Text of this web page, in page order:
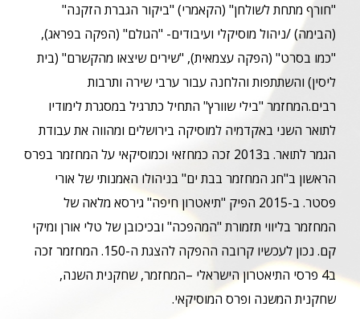
"חורף מתחת לשולחן" (הקאמרי) "ביקור הגברת הזקנה"
(הבימה) /ניהול מוסיקלי ועיבודים- "הגולם" (הפקה בפראג),
"כמו בסרט" (הפקה עצמאית), "שירים שיצאו מהקשרם" (בית
ליסין) והשתתפות והלחנה עבור ערבי שירה ותרבות
רבים.המחזמר "בילי שוורץ" התחיל כתרגיל במסגרת לימודיו
לתואר השני באקדמיה למוסיקה בירושלים ומהווה את עבודת
הגמר לתואר. ב2013 זכה כמחזאי וכמוסיקאי על המחזמר בפרס
הראשון ב"חג המחזמר בבת ים" בניהולו האמנותי של אורי
פסטר. ב-2015 הפיק "תיאטרון חיפה" גירסא מלאה של
המחזמר בליווי תזמורת "המהפכה" ובכיכובן של טלי אורן ומיקי
קם. נכון לעכשיו קרובה ההפקה להצגת ה-150. המחזמר זכה
ב4 פרסי התיאטרון הישראלי –המחזמר, שחקנית השנה,
שחקנית המשנה ופרס המוסיקאי.